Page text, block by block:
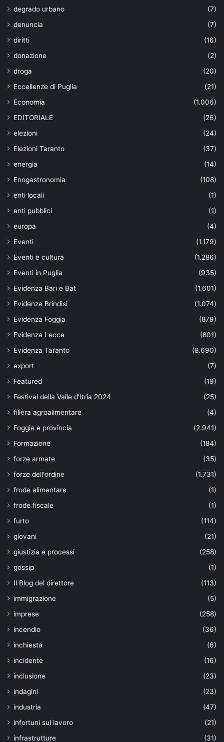
degrado urbano
(7)
denuncia
(7)
diritti
(16)
donazione
(2)
droga
(20)
Eccellenze di Puglia
(21)
Economia
(1.006)
EDITORIALE
(26)
elezioni
(24)
Elezioni Taranto
(37)
energia
(14)
Enogastronomia
(108)
enti locali
(1)
enti pubblici
(1)
europa
(4)
Eventi
(1.179)
Eventi e cultura
(1.286)
Eventi in Puglia
(935)
Evidenza Bari e Bat
(1.601)
Evidenza Brindisi
(1.074)
Evidenza Foggia
(879)
Evidenza Lecce
(801)
Evidenza Taranto
(8.690)
export
(7)
Featured
(19)
Festival della Valle d'Itria 2024
(25)
filiera agroalimentare
(4)
Foggia e provincia
(2.941)
Formazione
(184)
forze armate
(35)
forze dell'ordine
(1.731)
frode alimentare
(1)
frode fiscale
(1)
furto
(114)
giovani
(21)
giustizia e processi
(258)
gossip
(1)
Il Blog del direttore
(113)
immigrazione
(5)
imprese
(258)
incendio
(36)
inchiesta
(6)
incidente
(16)
inclusione
(23)
indagini
(23)
industria
(47)
infortuni sul lavoro
(21)
infrastrutture
(31)